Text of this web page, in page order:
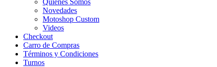
Quiénes Somos
Novedades
Motoshop Custom
Videos
Checkout
Carro de Compras
Términos y Condiciones
Turnos